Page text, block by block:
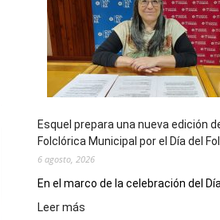
sus
90
años
con
un
Escritores
Locales
Esquel prepara una nueva edición
Folclórica Municipal por el Día del
6 agosto, 2026
En el marco de la celebración del Día
Leer más